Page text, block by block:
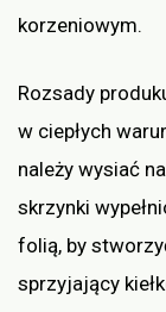
korzeniowym.
Rozsady
w ciepłych
należy wysiać
skrzynki
folią, by
sprzyjający